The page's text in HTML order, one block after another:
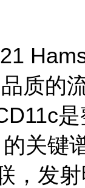
质的
关键
，发